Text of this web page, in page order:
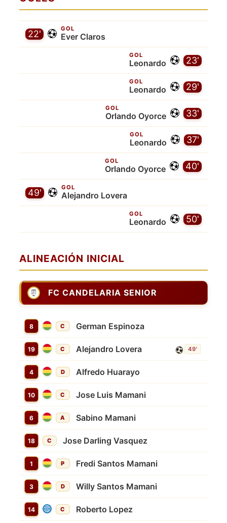
GOL
Ever Claros
22'
23'
GOL
Leonardo
29'
GOL
Leonardo
33'
GOL
Orlando Oyorce
37'
GOL
Leonardo
40'
GOL
Orlando Oyorce
GOL
Alejandro Lovera
49'
50'
GOL
Leonardo
ALINEACIÓN INICIAL
FC CANDELARIA SENIOR
8 C German Espinoza
19 C Alejandro Lovera 49'
4 D Alfredo Huarayo
10 C Jose Luis Mamani
6 A Sabino Mamani
18 C Jose Darling Vasquez
1 P Fredi Santos Mamani
3 D Willy Santos Mamani
14 C Roberto Lopez